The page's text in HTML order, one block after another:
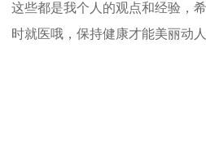
这些都是我个人的观点和经验，
时就医哦，保持健康才能美丽动人